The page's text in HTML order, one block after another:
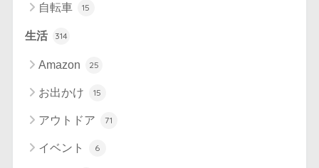
自転車 15
生活 314
Amazon 25
お出かけ 15
アウトドア 71
イベント 6